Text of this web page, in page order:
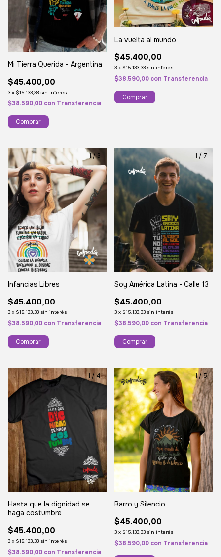
Mi Tierra Querida - Argentina
$45.400,00
3 x $15.133,33 sin interés
$38.590,00 con Transferencia
Comprar
La vuelta al mundo
$45.400,00
3 x $15.133,33 sin interés
$38.590,00 con Transferencia
Comprar
1/3
Infancias Libres
$45.400,00
3 x $15.133,33 sin interés
$38.590,00 con Transferencia
Comprar
1 / 7
Soy América Latina - Calle 13
$45.400,00
3 x $15.133,33 sin interés
$38.590,00 con Transferencia
Comprar
1 /4
Hasta que la dignidad se
haga costumbre
$45.400,00
3 x $15.133,33 sin interés
$38.590,00 con Transferencia
1/5
Barro y Silencio
$45.400,00
3 x $15.133,33 sin interés
$38.590,00 con Transferencia